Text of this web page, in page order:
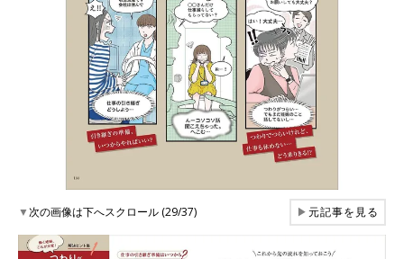
▼次の画像は下へスクロール (29/37) ▶元記事を見る